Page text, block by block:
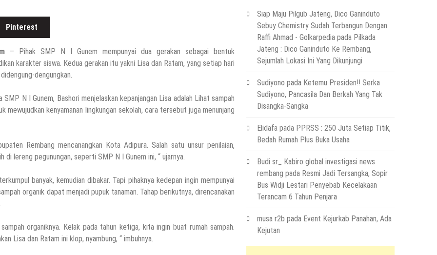
Kepala SMP N 5 Rembang Menik Mustikatun
Berikut Profil Lengkapnya
3, Usai Dugaan Keracunan MBG Menyeruak
Mayat Laki-Laki Di Pinggir Pantai Utara Rembang)
Pinterest
– Pihak SMP N I Gunem mempunyai dua gerakan sebagai bentuk
karakter siswa. Kedua gerakan itu yakni Lisa dan Ratam, yang setiap hari
dengungkan.
SMP N I Gunem, Bashori menjelaskan kepanjangan Lisa adalah Lihat sampah
mewujudkan kenyamanan lingkungan sekolah, cara tersebut juga menunjang
Rembang mencanangkan Kota Adipura. Salah satu unsur penilaian,
di lereng pegunungan, seperti SMP N I Gunem ini, “ ujarnya.
banyak, kemudian dibakar. Tapi pihaknya kedepan ingin mempunyai
organik dapat menjadi pupuk tanaman. Tahap berikutnya, direncanakan
organiknya. Kelak pada tahun ketiga, kita ingin buat rumah sampah.
Lisa dan Ratam ini klop, nyambung, “ imbuhnya.
Siap Maju Pilgub Jateng, Dico Ganinduto
Sebuy Chemistry Sudah Terbangun Dengan
Raffi Ahmad - Golkarpediapada Pilkada
Jateng : Dico Ganinduto Ke Rembang,
Sejumlah Lokasi Ini Yang Dikunjungi
Sudiyono pada Ketemu Presiden!! Serka
Sudiyono, Pancasila Dan Berkah Yang Tak
Disangka-Sangka
Elidafapada PPRSS : 250 Juta Setiap Titik,
Bedah Rumah Plus Buka Usaha
Budi sr_ Kabiro global investigasi news
rembang pada Resmi Jadi Tersangka, Sopir
Bus Widji Lestari Penyebab Kecelakaan
Terancam 6 Tahun Penjara
musa r2b pada Event Kejurkab Panahan, Ada
Kejutan